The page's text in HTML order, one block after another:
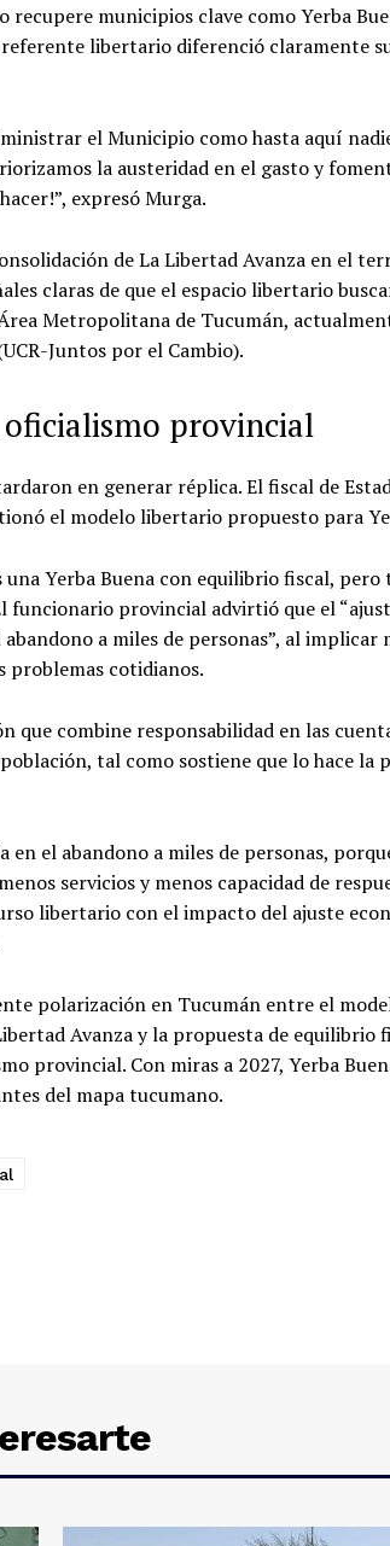
recupere municipios clave como Yerba
libertario diferenció claramente
el Municipio como hasta aquí
la austeridad en el gasto y
expresó Murga.
de La Libertad Avanza en el
claras de que el espacio libertario
Metropolitana de Tucumán,
Juntos por el Cambio).
oficialismo provincial
en generar réplica. El fiscal de
el modelo libertario propuesto para
Yerba Buena con equilibrio fiscal,
funcionario provincial advirtió que el
a miles de personas”, al implicar
problemas cotidianos.
que combine responsabilidad en las
tal como sostiene que lo hace
en el abandono a miles de personas,
servicios y menos capacidad de
libertario con el impacto del ajuste
polarización en Tucumán entre el
Avanza y la propuesta de equilibrio
provincial. Con miras a 2027, Yerba
del mapa tucumano.